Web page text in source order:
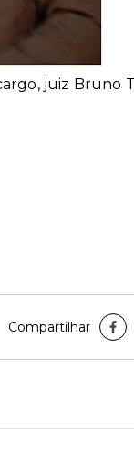
juiz Bruno
Compartilhar